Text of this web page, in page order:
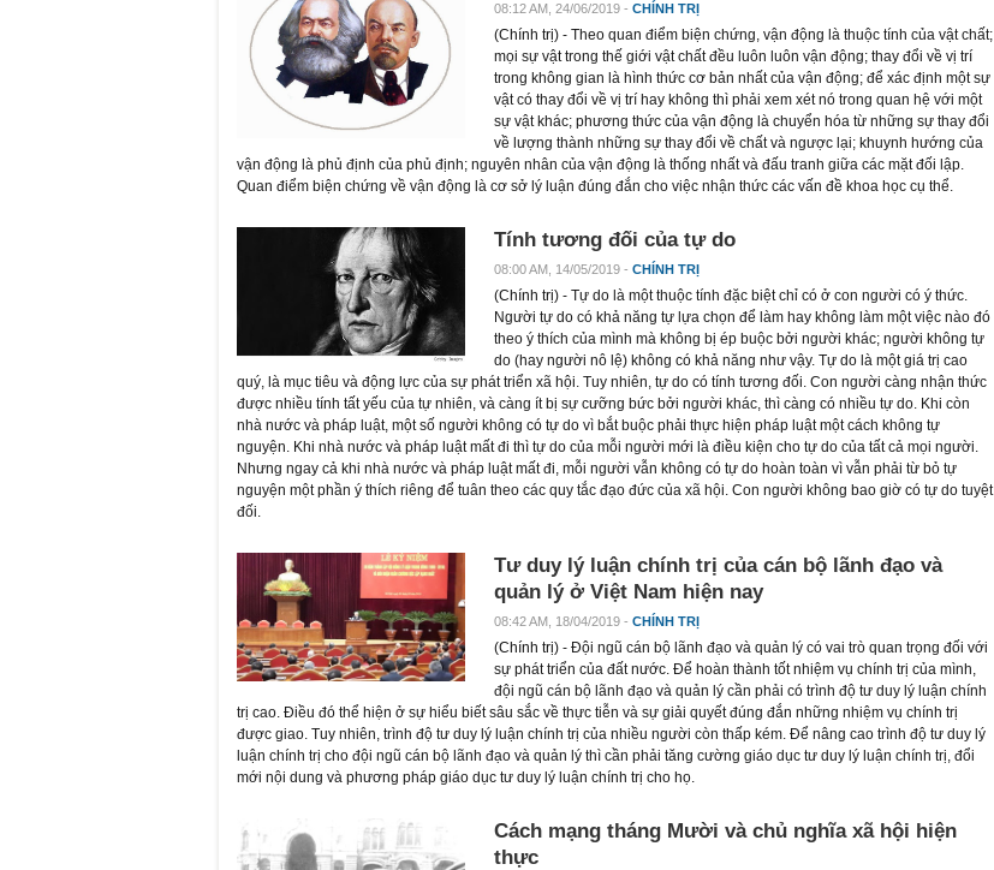
08:12 AM, 24/06/2019 - CHÍNH TRỊ
(Chính trị) - Theo quan điểm biện chứng, vận động là thuộc tính của vật chất;
mọi sự vật trong thế giới vật chất đều luôn luôn vận động; thay đổi về vị trí
trong không gian là hình thức cơ bản nhất của vận động; để xác định một sự
vật có thay đổi về vị trí hay không thì phải xem xét nó trong quan hệ với một
sự vật khác; phương thức của vận động là chuyển hóa từ những sự thay đổi
về lượng thành những sự thay đổi về chất và ngược lại; khuynh hướng của
vận động là phủ định của phủ định; nguyên nhân của vận động là thống nhất và đấu tranh giữa các mặt đối lập.
Quan điểm biện chứng về vận động là cơ sở lý luận đúng đắn cho việc nhận thức các vấn đề khoa học cụ thể.
Tính tương đối của tự do
08:00 AM, 14/05/2019 - CHÍNH TRỊ
(Chính trị) - Tự do là một thuộc tính đặc biệt chỉ có ở con người có ý thức.
Người tự do có khả năng tự lựa chọn để làm hay không làm một việc nào đó
theo ý thích của mình mà không bị ép buộc bởi người khác; người không tự
do (hay người nô lệ) không có khả năng như vậy. Tự do là một giá trị cao
quý, là mục tiêu và động lực của sự phát triển xã hội. Tuy nhiên, tự do có tính tương đối. Con người càng nhận thức
được nhiều tính tất yếu của tự nhiên, và càng ít bị sự cưỡng bức bởi người khác, thì càng có nhiều tự do. Khi còn
nhà nước và pháp luật, một số người không có tự do vì bắt buộc phải thực hiện pháp luật một cách không tự
nguyện. Khi nhà nước và pháp luật mất đi thì tự do của mỗi người mới là điều kiện cho tự do của tất cả mọi người.
Nhưng ngay cả khi nhà nước và pháp luật mất đi, mỗi người vẫn không có tự do hoàn toàn vì vẫn phải từ bỏ tự
nguyện một phần ý thích riêng để tuân theo các quy tắc đạo đức của xã hội. Con người không bao giờ có tự do tuyệt
đối.
Tư duy lý luận chính trị của cán bộ lãnh đạo và
quản lý ở Việt Nam hiện nay
08:42 AM, 18/04/2019 - CHÍNH TRỊ
(Chính trị) - Đội ngũ cán bộ lãnh đạo và quản lý có vai trò quan trọng đối với
sự phát triển của đất nước. Để hoàn thành tốt nhiệm vụ chính trị của mình,
đội ngũ cán bộ lãnh đạo và quản lý cần phải có trình độ tư duy lý luận chính
trị cao. Điều đó thể hiện ở sự hiểu biết sâu sắc về thực tiễn và sự giải quyết đúng đắn những nhiệm vụ chính trị
được giao. Tuy nhiên, trình độ tư duy lý luận chính trị của nhiều người còn thấp kém. Để nâng cao trình độ tư duy lý
luận chính trị cho đội ngũ cán bộ lãnh đạo và quản lý thì cần phải tăng cường giáo dục tư duy lý luận chính trị, đổi
mới nội dung và phương pháp giáo dục tư duy lý luận chính trị cho họ.
Cách mạng tháng Mười và chủ nghĩa xã hội hiện
thực